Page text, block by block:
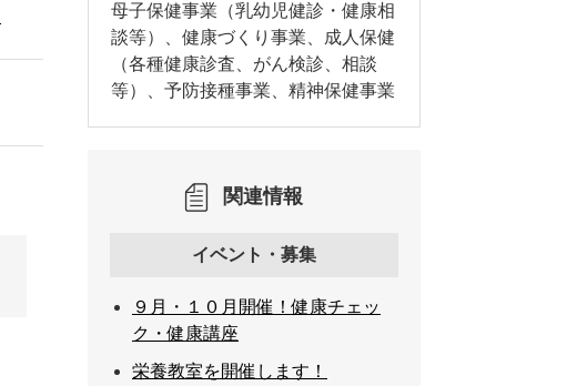
母子保健事業（乳幼児健診・健康相
談等）、健康づくり事業、成人保健
（各種健康診査、がん検診、相談
等）、予防接種事業、精神保健事業
関連情報
イベント・募集
９月・１０月開催！健康チェッ
ク・健康講座
栄養教室を開催します！